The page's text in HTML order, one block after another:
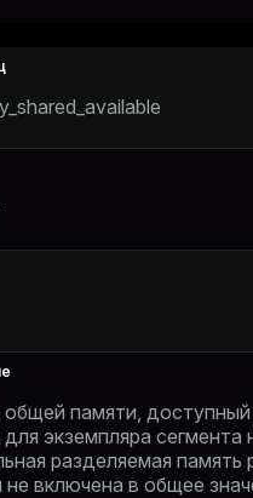
памяти, доступный
для экземпляра сегмента
разделяемая память
не включена в общее